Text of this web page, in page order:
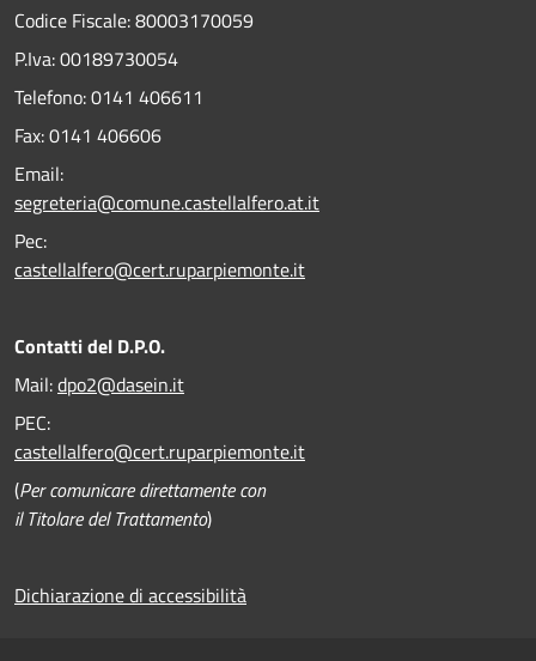
Codice Fiscale: 80003170059
P.Iva: 00189730054
Telefono:0141 406611
Fax:0141 406606
Email:
segreteria@comune.castellalfero.at.it
Pec:
castellalfero@cert.ruparpiemonte.it
Contatti del D.P.O.
Mail:dpo2@dasein.it
PEC:
castellalfero@cert.ruparpiemonte.it
(Per comunicare direttamente con
il Titolare del Trattamento)
Dichiarazione di accessibilità